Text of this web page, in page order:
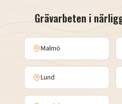
Grävarbeten i
Malmö
Lund